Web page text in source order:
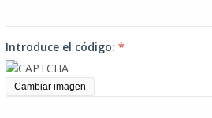
Introduce el código: *
Cambiar imagen